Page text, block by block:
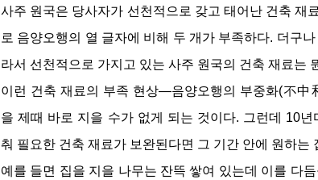
사주 원국은 당사자가 선천적으로 갖고 태어난 건축 재
로 음양오행의 열 글자에 비해 두 개가 부족하다. 더구
라서 선천적으로 가지고 있는 사주 원국의 건축 재료는
이런 건축 재료의 부족 현상―음양오행의 부중화(不
을 제때 바로 지을 수가 없게 되는 것이다. 그런데 10
춰 필요한 건축 재료가 보완된다면 그 기간 안에 원하는
예를 들면 집을 지을 나무는 잔뜩 쌓여 있는데 이를 다